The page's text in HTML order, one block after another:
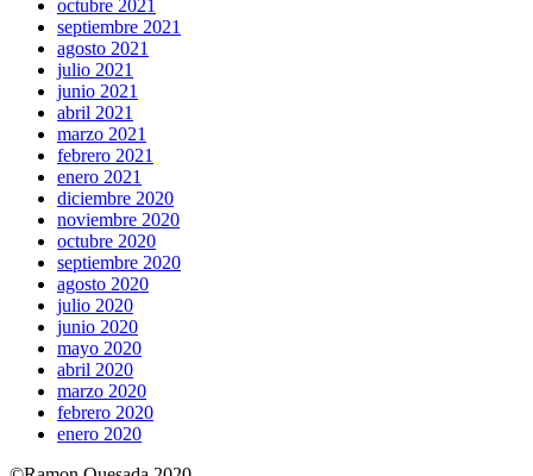
octubre 2021
septiembre 2021
agosto 2021
julio 2021
junio 2021
abril 2021
marzo 2021
febrero 2021
enero 2021
diciembre 2020
noviembre 2020
octubre 2020
septiembre 2020
agosto 2020
julio 2020
junio 2020
mayo 2020
abril 2020
marzo 2020
febrero 2020
enero 2020